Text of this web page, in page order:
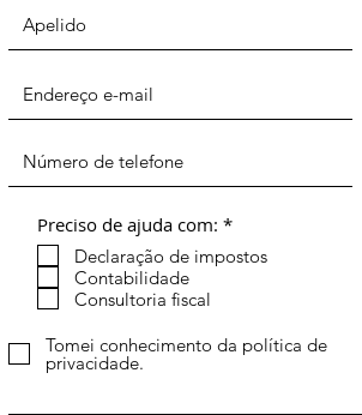
Preciso de ajuda com: *O
r
ó
Declaração de impostos
Contabilidade
Consultoria fiscal
Tomei conhecimento da política de
privacidade.